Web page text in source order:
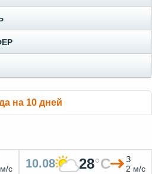
на 10 дней
с
10.08 28°C
З
2 м/с